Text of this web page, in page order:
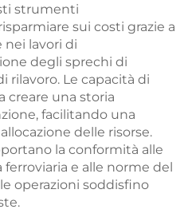
strumenti
sui costi grazie a
nei lavori di
degli sprechi di
rilavoro. Le capacità di
creare una storia
facilitando una
delle risorse.
la conformità alle
e alle norme del
operazioni soddisfino